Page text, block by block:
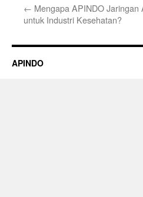
← Mengapa APINDO Jaringan
untuk Industri Kesehatan?
APINDO